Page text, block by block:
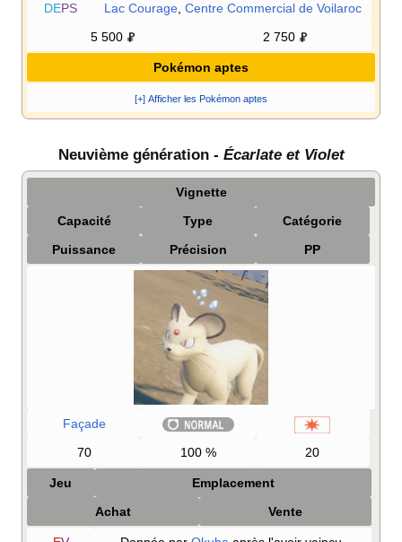
DEPS Lac Courage ,Centre Commercial de Voilaroc
5 500
2 750
Pokémon aptes
[+] Afficher les Pokémon aptes
Neuvième génération - Écarlate et Violet
Vignette
Capacité
Type
Catégorie
Puissance
Précision PP
Façade
70
100 % 20
Jeu
Emplacement
Achat
Vente